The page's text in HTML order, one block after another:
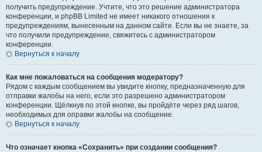
получить предупреждение. Учтите, что это решение администратора
конференции, и phpBB Limited не имеет никакого отношения к
предупреждениям, вынесенным на данном сайте. Если вы не знаете, за
что получили предупреждение, свяжитесь с администратором
конференции.
Вернуться к началу
Как мне пожаловаться на сообщения модератору?
Рядом с каждым сообщением вы увидите кнопку, предназначенную для
отправки жалобы на него, если это разрешено администратором
конференции. Щёлкнув по этой кнопке, вы пройдёте через ряд шагов,
необходимых для оправки жалобы на сообщение.
Вернуться к началу
Что означает кнопка «Сохранить» при создании сообщения?